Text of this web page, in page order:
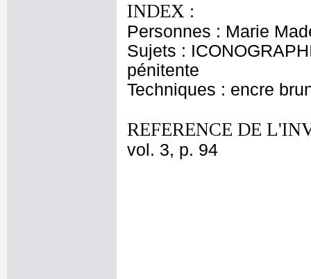
INDEX :
Personnes : Marie
Sujets :
pénitente
Techniques : encre
REFERENCE DE
vol. 3, p. 94